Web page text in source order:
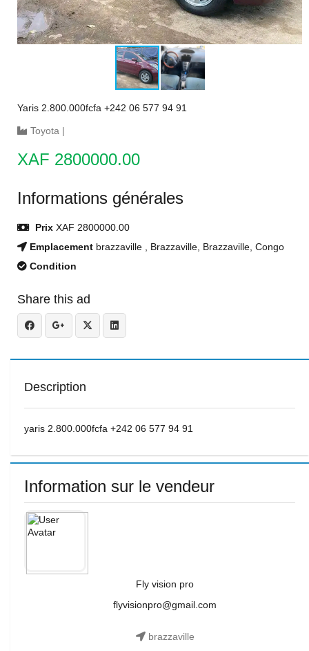
Yaris 2.800.000fcfa +242 06 577 94 91
Toyota |
XAF 2800000.00
Informations générales
Prix XAF 2800000.00
Emplacement brazzaville , Brazzaville, Brazzaville, Congo
Condition
Share this ad
Description
yaris 2.800.000fcfa +242 06 577 94 91
Information sur le vendeur
Fly vision pro
flyvisionpro@gmail.com
brazzaville